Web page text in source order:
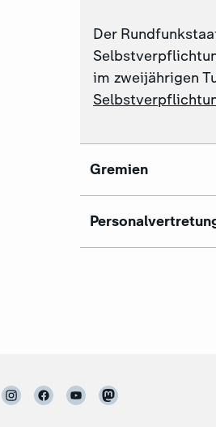
Der
im zweijährigen
Gremien